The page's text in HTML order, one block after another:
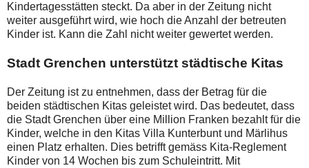
Kindertagesstätten steckt. Da aber in der Zeitung nicht
weiter ausgeführt wird, wie hoch die Anzahl der betreuten
Kinder ist. Kann die Zahl nicht weiter gewertet werden.
Stadt Grenchen unterstützt städtische Kitas
Der Zeitung ist zu entnehmen, dass der Betrag für die
beiden städtischen Kitas geleistet wird. Das bedeutet, dass
die Stadt Grenchen über eine Million Franken bezahlt für die
Kinder, welche in den Kitas Villa Kunterbunt und Märlihus
einen Platz erhalten. Dies betrifft gemäss Kita-Reglement
Kinder von 14 Wochen bis zum Schuleintritt. Mit